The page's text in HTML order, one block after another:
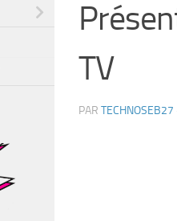
TV
PAR TECHNOSEB27